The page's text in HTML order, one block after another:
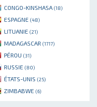
CONGO-KINSHASA (18)
ESPAGNE (48)
LITUANIE (21)
MADAGASCAR (1717)
PÉROU (31)
RUSSIE (80)
ÉTATS-UNIS (25)
ZIMBABWE (6)